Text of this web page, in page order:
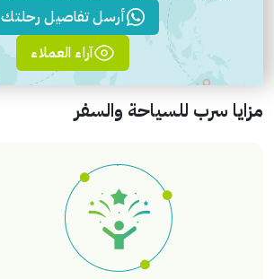
أرسل تفاصيل رحلتك
آراء العملاء
مزايا سرب للسياحة والسفر